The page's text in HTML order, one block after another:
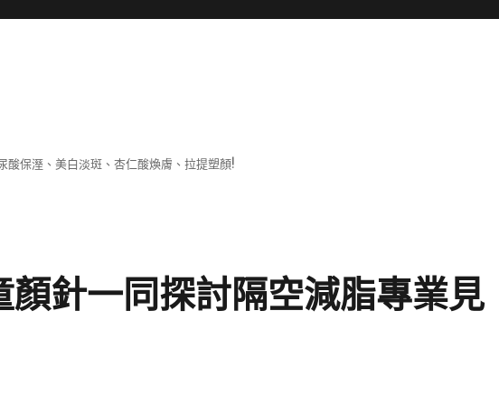
酸保溼、美白淡斑、杏仁酸煥膚、拉提塑顏!
顏針一同探討隔空減脂專業見